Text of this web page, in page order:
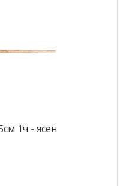
1ч - ясен